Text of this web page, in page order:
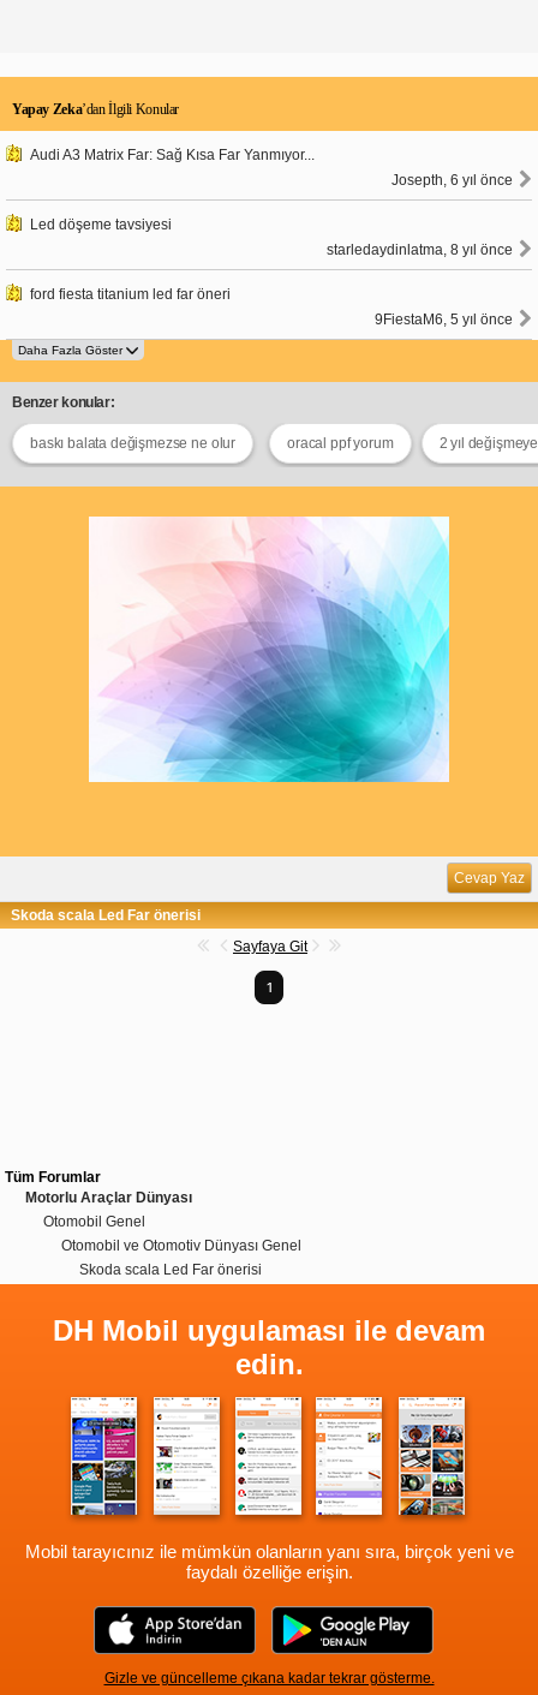
Yapay Zeka’dan İlgili Konular
Audi A3 Matrix Far: Sağ Kısa Far Yanmıyor...
Josepth, 6 yıl önce
Led döşeme tavsiyesi
starledaydinlatma, 8 yıl önce
ford fiesta titanium led far öneri
9FiestaM6, 5 yıl önce
Benzer konular:
baskı balata değişmezse ne olur oracal ppf yorum 2 yıl
Cevap Yaz
Skoda scala Led Far önerisi
Sayfaya Git
1
Tüm Forumlar
Motorlu Araçlar Dünyası
Otomobil Genel
Otomobil ve Otomotiv Dünyası Genel
Skoda scala Led Far önerisi
DH Mobil uygulaması ile devam
edin.
Mobil tarayıcınız ile mümkün olanların yanı sıra, birçok yeni ve
faydalı özelliğe erişin.
Gizle ve güncelleme çıkana kadar tekrar gösterme.